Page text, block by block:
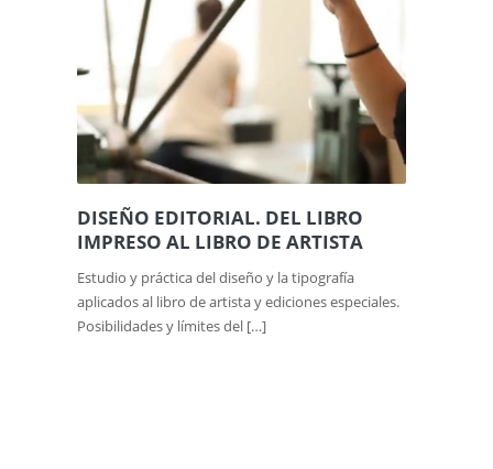
DISEÑO EDITORIAL. DEL LIBRO
IMPRESO AL LIBRO DE ARTISTA
Estudio y práctica del diseño y la tipografía
aplicados al libro de artista y ediciones especiales.
Posibilidades y límites del […]